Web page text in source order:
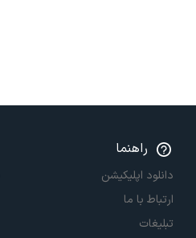
راهنما
دانلود اپلیکیشن
ارتباط با ما
تبلیغات